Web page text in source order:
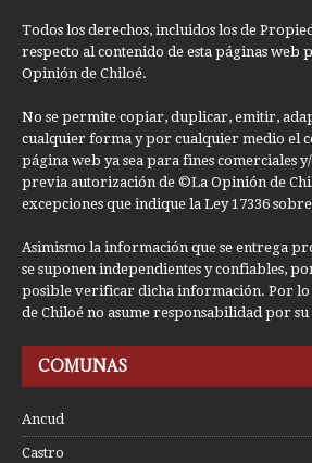
Todos los derechos, incluidos los de
respecto al contenido de esta páginas web
Opinión de Chiloé.
No se permite copiar, duplicar, emitir,
cualquier forma y por cualquier medio el
página web ya sea para fines comerciales
previa autorización de ©La Opinión de
excepciones que indique la Ley 17336
Asimismo la información que se entrega
se suponen independientes y confiables,
posible verificar dicha información. Por
de Chiloé no asume responsabilidad por
COMUNAS
Ancud
Castro